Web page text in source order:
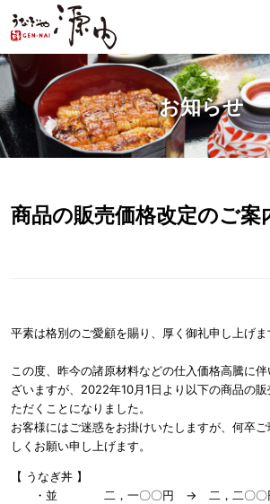
うなぎや源内
お知らせ
商品の販売価格改定のご案
平素は格別のご愛顧を賜り、厚く御礼申し上げま
この度、昨今の諸原材料などの仕入価格高騰に
ざいますが、2022年10月1日より以下の商品の
ただくことになりました。
お客様にはご迷惑をお掛けいたしますが、何卒
しくお願い申し上げます。
【 うなぎ丼 】
・並 二，一〇〇円 → 二，二〇〇